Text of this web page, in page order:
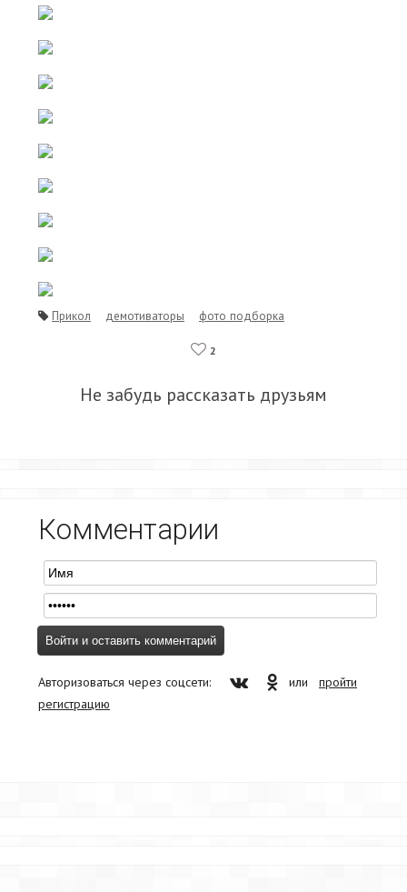
Прикол демотиваторы фото подборка
2
Не забудь рассказать друзьям
Комментарии
Авторизоваться через соцсети: или пройти
регистрацию